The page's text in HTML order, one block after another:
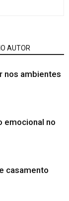
AUTOR
nos ambientes
emocional no
casamento